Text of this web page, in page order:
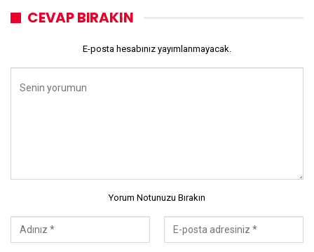
CEVAP BIRAKIN
E-posta hesabınız yayımlanmayacak.
Yorum Notunuzu Bırakın